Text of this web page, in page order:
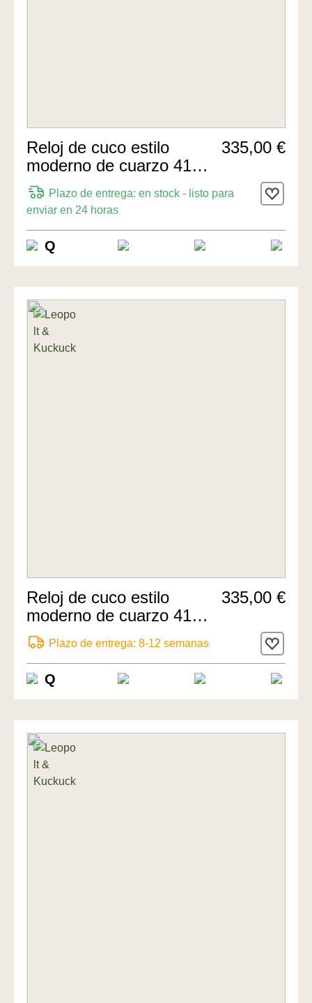
Reloj de cuco estilo
moderno de cuarzo 41cm
de Leopolt
335,00 €
Plazo de entrega: en stock - listo para
enviar en 24 horas
Q
Reloj de cuco estilo
moderno de cuarzo 41cm
de Leopolt
335,00 €
Plazo de entrega: 8-12 semanas
Q